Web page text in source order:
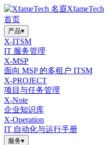
XfameTech
首页
产品▾
X-ITSM
IT 服务管理
X-MSP
面向 MSP 的多租户 ITSM
X-PROJECT
项目与任务管理
X-Note
企业知识库
X-Operation
IT 自动化与运行手册
服务▾